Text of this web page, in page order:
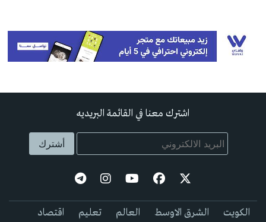
اشترك معنا في القائمة البريديه
الكويت الشرق الاوسط العالم تعليم اقتصاد